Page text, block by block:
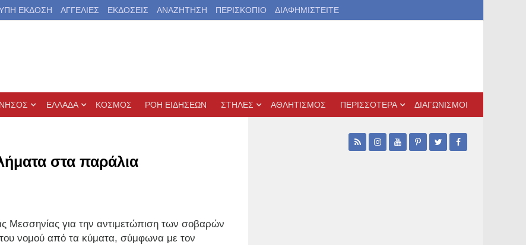
ΕΚΔΟΣΗ ΑΓΓΕΛΙΕΣ ΕΚΔΟΣΕΙΣ ΑΝΑΖΗΤΗΣΗ ΠΕΡΙΣΚΟΠΙΟ ΔΙΑΦΗΜΙΣΤΕΙΤΕ
ΕΛΛΑΔΑ ΚΟΣΜΟΣ ΡΟΗ ΕΙΔΗΣΕΩΝ ΣΤΗΛΕΣ ΑΘΛΗΤΙΣΜΟΣ ΠΕΡΙΣΣΟΤΕΡΑ ΔΙΑΓΩΝΙΣΜΟΙ
στα παράλια
Μεσσηνίας για την αντιμετώπιση των σοβαρών
νομού από τα κύματα, σύμφωνα με τον